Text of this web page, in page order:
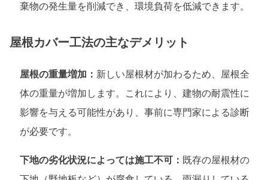
棄物の発生量を削減でき、環境負荷を低減できます。
屋根カバー工法の主なデメリット
屋根の重量増加： 新しい屋根材が加わるため、屋根全
体の重量が増加します。これにより、建物の耐震性に
影響を与える可能性があり、事前に専門家による診断
が必要です。
下地の劣化状況によっては施工不可： 既存の屋根材の